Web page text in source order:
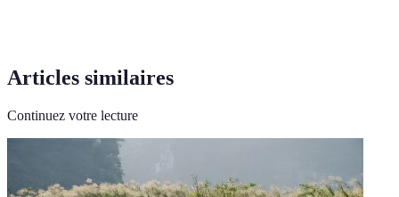
Articles similaires
Continuez votre lecture